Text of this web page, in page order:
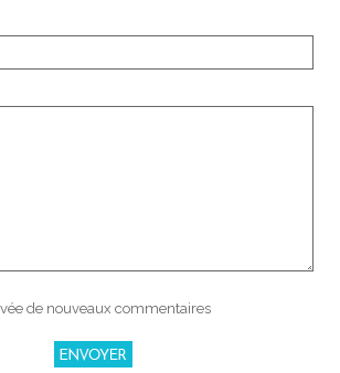
de nouveaux commentaires